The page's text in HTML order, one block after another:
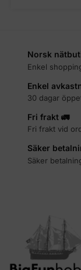
Norsk
Enkel
Enkel
30 dagar
Fri frakt 🚛
Fri frakt vid
Säker
Säker